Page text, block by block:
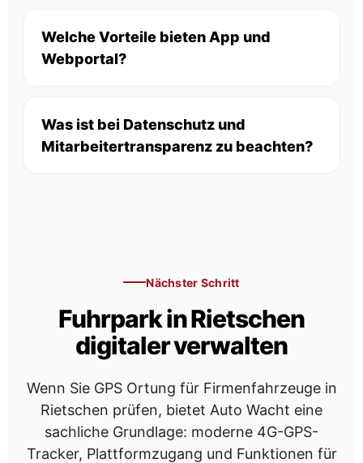
Welche Vorteile bieten App und
Webportal?
Was ist bei Datenschutz und
Mitarbeitertransparenz zu beachten?
Nächster Schritt
Fuhrpark in Rietschen
digitaler verwalten
Wenn Sie GPS Ortung für Firmenfahrzeuge in
Rietschen prüfen, bietet Auto Wacht eine
sachliche Grundlage: moderne 4G-GPS-
Tracker, Plattformzugang und Funktionen für